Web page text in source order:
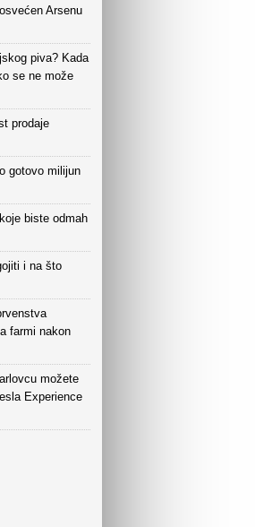
Arsenu
piva? Kada
se ne može
prodaje
gotovo milijun
biste odmah
i na što
farmi nakon
možete
Experience